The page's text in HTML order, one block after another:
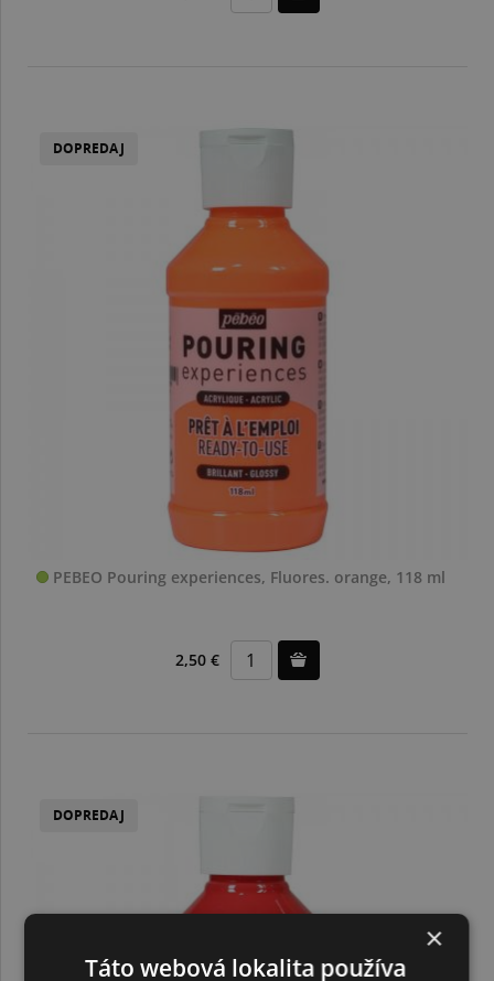
DOPREDAJ
PEBEO Pouring experiences, Fluores. orange, 118 ml
2,50 €
DOPREDAJ
×
Táto webová lokalita používa